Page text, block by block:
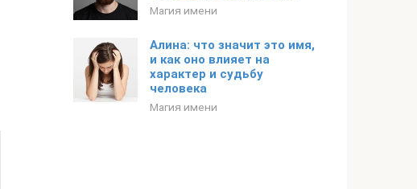
Магия имени
Алина: что значит это имя,
и как оно влияет на
характер и судьбу
человека
Магия имени